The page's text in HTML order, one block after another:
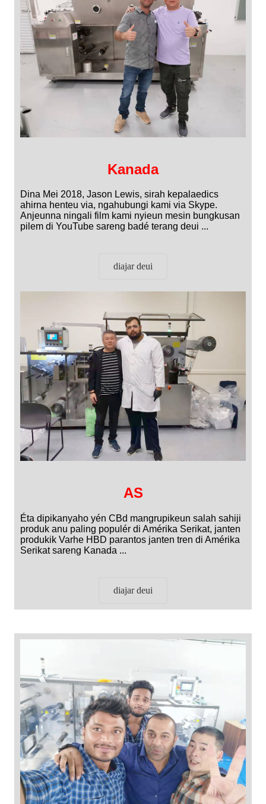
Kanada
Dina Mei 2018, Jason Lewis, sirah kepalaedics
ahirna henteu via, ngahubungi kami via Skype.
Anjeunna ningali film kami nyieun mesin bungkusan
pilem di YouTube sareng badé terang deui ...
diajar deui
AS
Éta dipikanyaho yén CBd mangrupikeun salah sahiji
produk anu paling populér di Amérika Serikat, janten
produkik Varhe HBD parantos janten tren di Amérika
Serikat sareng Kanada ...
diajar deui